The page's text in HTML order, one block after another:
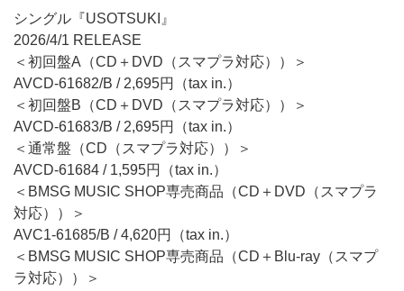
シングル『USOTSUKI』
2026/4/1 RELEASE
＜初回盤A（CD＋DVD（スマプラ対応））＞
AVCD-61682/B / 2,695円（tax in.）
＜初回盤B（CD＋DVD（スマプラ対応））＞
AVCD-61683/B / 2,695円（tax in.）
＜通常盤（CD（スマプラ対応））＞
AVCD-61684 / 1,595円（tax in.）
＜BMSG MUSIC SHOP専売商品（CD＋DVD（スマプラ
対応））＞
AVC1-61685/B / 4,620円（tax in.）
＜BMSG MUSIC SHOP専売商品（CD＋Blu-ray（スマプ
ラ対応））＞